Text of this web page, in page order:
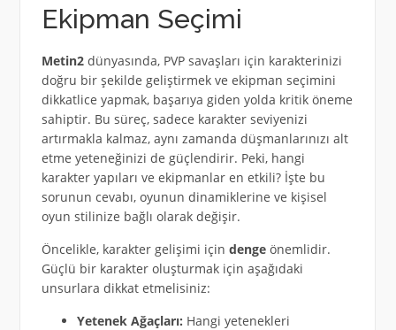
Ekipman Seçimi
Metin2dünyasında, PVP savaşları için karakterinizi
doğru bir şekilde geliştirmek ve ekipman seçimini
dikkatlice yapmak, başarıya giden yolda kritik öneme
sahiptir. Bu süreç, sadece karakter seviyenizi
artırmakla kalmaz, aynı zamanda düşmanlarınızı alt
etme yeteneğinizi de güçlendirir. Peki, hangi
karakter yapıları ve ekipmanlar en etkili? İşte bu
sorunun cevabı, oyunun dinamiklerine ve kişisel
oyun stilinize bağlı olarak değişir.
Öncelikle, karakter gelişimi için dengeönemlidir.
Güçlü bir karakter oluşturmak için aşağıdaki
unsurlara dikkat etmelisiniz:
Yetenek Ağaçları: Hangi yetenekleri